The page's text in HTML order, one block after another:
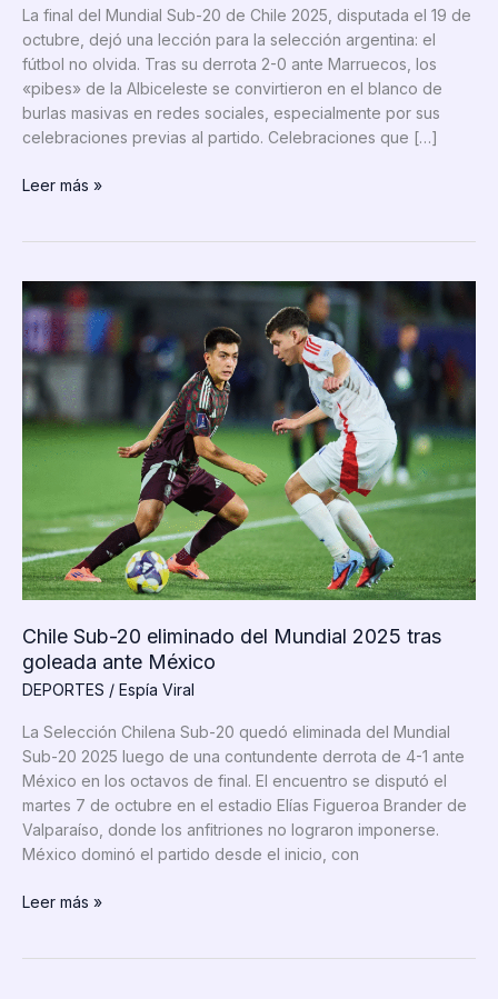
La final del Mundial Sub-20 de Chile 2025, disputada el 19 de
octubre, dejó una lección para la selección argentina: el
fútbol no olvida. Tras su derrota 2-0 ante Marruecos, los
«pibes» de la Albiceleste se convirtieron en el blanco de
burlas masivas en redes sociales, especialmente por sus
celebraciones previas al partido. Celebraciones que […]
El
Sub-
20:
Argentina
se
burló
de
México
Marruecos
les
dio
una
Leer más »
Chile Sub-20 eliminado del Mundial 2025 tras
goleada ante México
DEPORTES / Espía Viral
La Selección Chilena Sub-20 quedó eliminada del Mundial
Sub-20 2025 luego de una contundente derrota de 4-1 ante
México en los octavos de final. El encuentro se disputó el
martes 7 de octubre en el estadio Elías Figueroa Brander de
Valparaíso, donde los anfitriones no lograron imponerse.
México dominó el partido desde el inicio, con
Chile
Leer más »